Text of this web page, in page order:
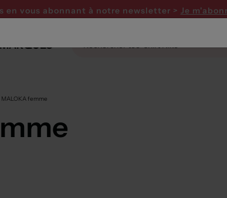
en vous abonnant à notre newsletter > Je
MALOKA femme